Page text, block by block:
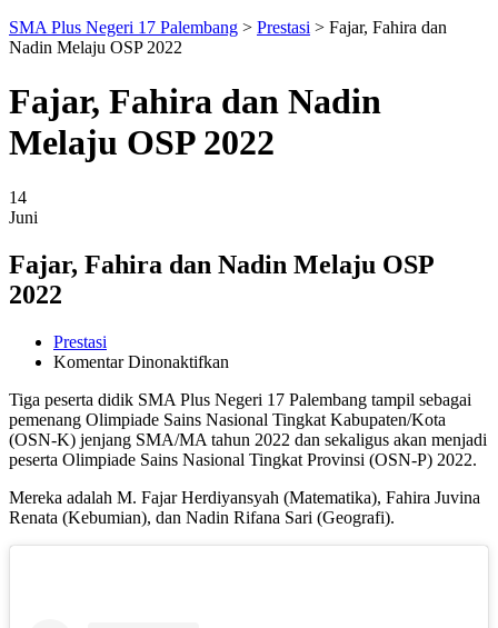
SMA Plus Negeri 17 Palembang > Prestasi > Fajar, Fahira dan
Nadin Melaju OSP 2022
Fajar, Fahira dan Nadin
Melaju OSP 2022
14
Juni
Fajar, Fahira dan Nadin Melaju OSP
2022
Prestasi
Komentar Dinonaktifkan
Fahira
dan
Nadin
Melaju
2022
Tiga peserta didik SMA Plus Negeri 17 Palembang tampil sebagai
pemenang Olimpiade Sains Nasional Tingkat Kabupaten/Kota
(OSN-K) jenjang SMA/MA tahun 2022 dan sekaligus akan menjadi
peserta Olimpiade Sains Nasional Tingkat Provinsi (OSN-P) 2022.
Mereka adalah M. Fajar Herdiyansyah (Matematika), Fahira Juvina
Renata (Kebumian), dan Nadin Rifana Sari (Geografi).